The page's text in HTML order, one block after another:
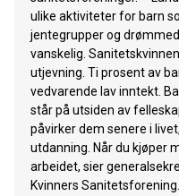
ulike aktiviteter for barn
jentegrupper og
vanskelig.
utjevning. Ti prosent av
vedvarende lav inntekt.
står på utsiden av
påvirker dem senere i
utdanning. Når du kjøper
arbeidet, sier
Kvinners